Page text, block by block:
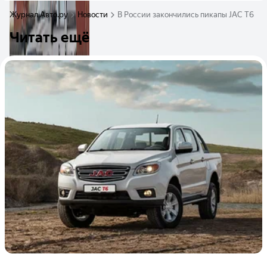
Журнал Авто.ру Новости В России закончились пикапы JAC T6
Читать ещё